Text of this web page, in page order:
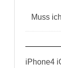
Muss
iPhone4